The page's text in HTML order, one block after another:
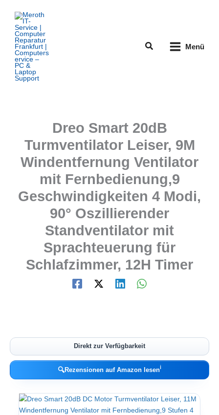
Inhalt
springen
Suchen Menü
Dreo Smart 20dB
Turmventilator Leiser, 9M
Windentfernung Ventilator
mit Fernbedienung,9
Geschwindigkeiten 4 Modi,
90° Oszillierender
Standventilator mit
Sprachteuerung für
Schlafzimmer, 12H Timer
Direkt zur Verfügbarkeit
🔍Rezensionen auf Amazon lesenℹ︎